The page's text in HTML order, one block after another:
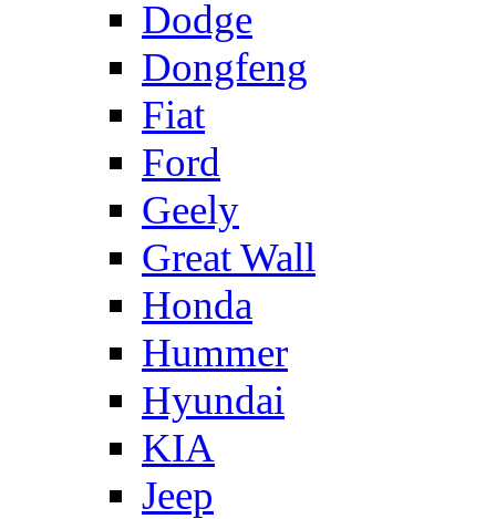
Dodge
Dongfeng
Fiat
Ford
Geely
Great Wall
Honda
Hummer
Hyundai
KIA
Jeep